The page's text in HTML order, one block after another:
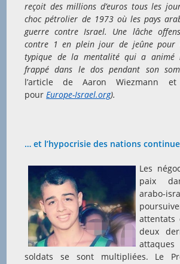
reçoit des millions d’euros tous les
choc pétrolier de 1973 où les pays
guerre contre Israel. Une lâche
contre 1 en plein jour de jeûne pour
typique de la mentalité qui a animé
frappé dans le dos pendant son
l’article de Aaron Wiezmann et
pourEurope-Israel.org).
… et l’hypocrisie des nations
Les
paix
arabo-
attentats
deux
soldats se sont multipliées. Le